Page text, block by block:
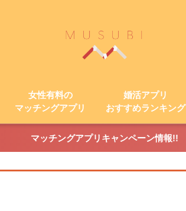
女性有料の
マッチングアプリ
婚活アプリ
おすすめランキング
マッチングアプリキャンペーン情報!!